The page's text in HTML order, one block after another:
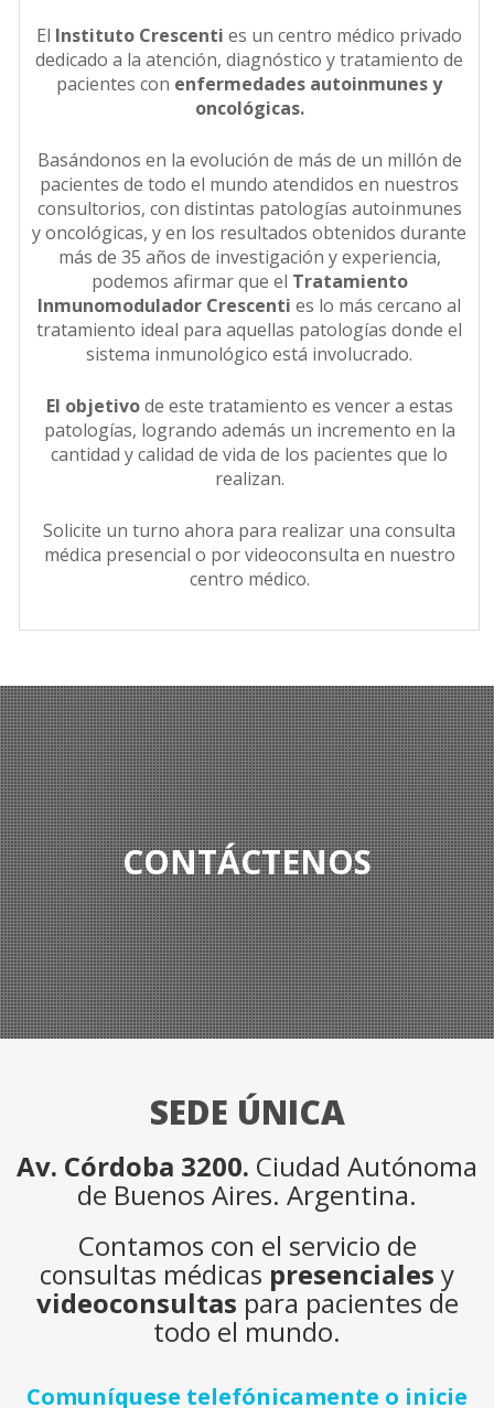
El Instituto Crescenti es un centro médico privado
dedicado a la atención, diagnóstico y tratamiento de
pacientes con enfermedades autoinmunes y
oncológicas.
Basándonos en la evolución de más de un millón de
pacientes de todo el mundo atendidos en nuestros
consultorios, con distintas patologías autoinmunes
y oncológicas, y en los resultados obtenidos durante
más de 35 años de investigación y experiencia,
podemos afirmar que el Tratamiento
Inmunomodulador Crescenti es lo más cercano al
tratamiento ideal para aquellas patologías donde el
sistema inmunológico está involucrado.
El objetivode este tratamiento es vencer a estas
patologías, logrando además un incremento en la
cantidad y calidad de vida de los pacientes que lo
realizan.
Solicite un turno ahora para realizar una consulta
médica presencial o por videoconsulta en nuestro
centro médico.
CONTÁCTENOS
SEDE ÚNICA
Av. Córdoba 3200. Ciudad Autónoma
de Buenos Aires. Argentina.
Contamos con el servicio de
consultas médicas presenciales y
videoconsultas para pacientes de
todo el mundo.
Comuníquese telefónicamente o inicie